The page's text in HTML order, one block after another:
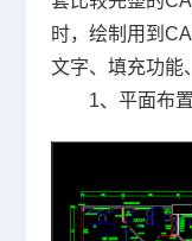
时，绘制用到
文字、填充功能
1、平面布